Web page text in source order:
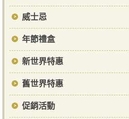
威士忌
年節禮盒
新世界特惠
舊世界特惠
促銷活動